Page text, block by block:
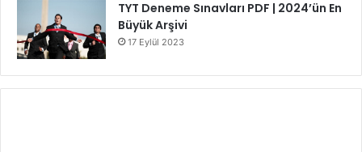
TYT Deneme Sınavları PDF | 2024’ün En
Büyük Arşivi
17 Eylül 2023